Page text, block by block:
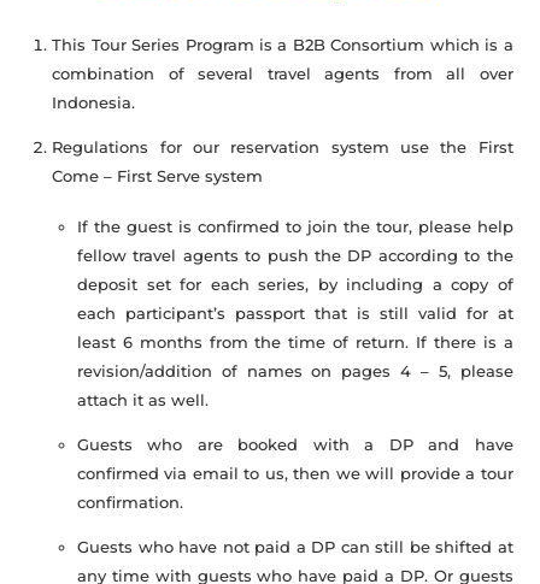
This Tour Series Program is a B2B Consortium which is a
combination of several travel agents from all over
Indonesia.
Regulations for our reservation system use the First
Come – First Serve system
If the guest is confirmed to join the tour, please help
fellow travel agents to push the DP according to the
deposit set for each series, by including a copy of
each participant’s passport that is still valid for at
least 6 months from the time of return. If there is a
revision/addition of names on pages 4 – 5, please
attach it as well.
Guests who are booked with a DP and have
confirmed via email to us, then we will provide a tour
confirmation.
Guests who have not paid a DP can still be shifted at
any time with guests who have paid a DP. Or guests